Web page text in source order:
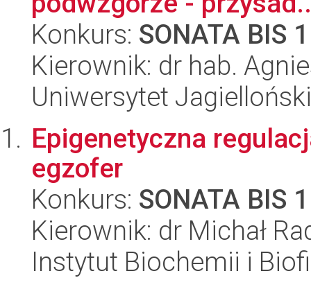
Konkurs: SONATA BIS
Kierownik: dr hab.
Uniwersytet
Epigenetyczna
egzofer
Konkurs: SONATA BIS
Kierownik: dr Michał
Instytut Biochemii i